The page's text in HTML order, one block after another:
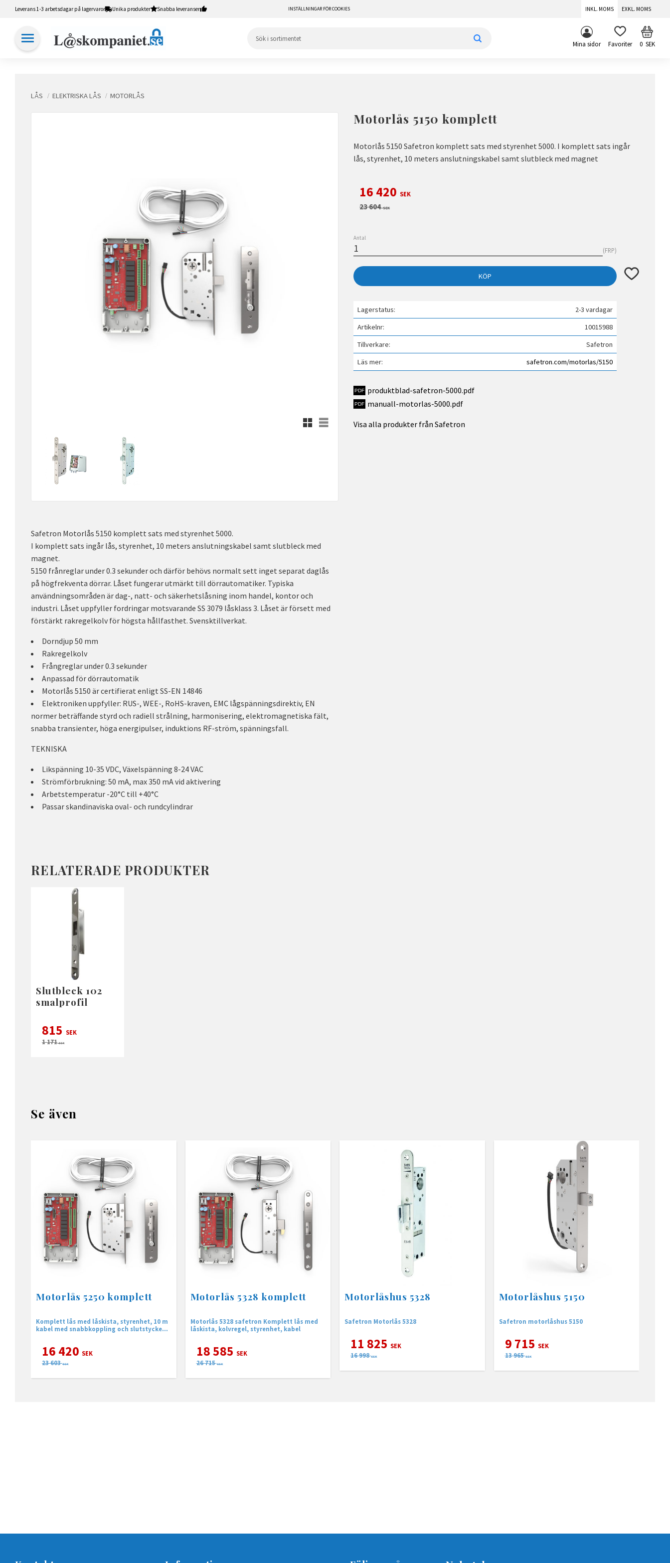
Leverans 1-3 arbetsdagar på lagervaror Unika produkter Snabba leveranser INSTÄLLNINGAR FÖR COOKIES INKL. MOMS EXKL. MOMS
Mina sidor FAVORITER 0SEK
LÅS ELEKTRISKA LÅS MOTORLÅS
Motorlås 5150 komplett
Motorlås 5150 Safetron komplett sats med styrenhet 5000. I komplett sats ingår
lås, styrenhet, 10 meters anslutningskabel samt slutbleck med magnet
Rutnätsvy
Listvy
Nedsatt pris:
16 420 SEK
Ordinarie pris:
23 604SEK
Antal
FRP
KÖP Lägg till i
Lagerstatus
2-3 vardagar
Artikelnr
10015988
Tillverkare
Safetron
Läs mer
safetron.com/motorlas/5150
produktblad-safetron-5000.pdf
manuall-motorlas-5000.pdf
Visa alla produkter från Safetron
Safetron Motorlås 5150 komplett sats med styrenhet 5000.
I komplett sats ingår lås, styrenhet, 10 meters anslutningskabel samt slutbleck med
magnet.
5150 frånreglar under 0.3 sekunder och därför behövs normalt sett inget separat daglås
på högfrekventa dörrar. Låset fungerar utmärkt till dörrautomatiker. Typiska
användningsområden är dag-, natt- och säkerhetslåsning inom handel, kontor och
industri. Låset uppfyller fordringar motsvarande SS 3079 låsklass 3. Låset är försett med
förstärkt rakregelkolv för högsta hållfasthet. Svensktillverkat.
Dorndjup 50 mm
Rakregelkolv
Frångreglar under 0.3 sekunder
Anpassad för dörrautomatik
Motorlås 5150 är certifierat enligt SS-EN 14846
Elektroniken uppfyller: RUS-, WEE-, RoHS-kraven, EMC lågspänningsdirektiv, EN
normer beträffande styrd och radiell strålning, harmonisering, elektromagnetiska fält,
snabba transienter, höga energipulser, induktions RF-ström, spänningsfall.
TEKNISKA
Likspänning 10-35 VDC, Växelspänning 8-24 VAC
Strömförbrukning: 50 mA, max 350 mA vid aktivering
Arbetstemperatur -20°C till +40°C
Passar skandinaviska oval- och rundcylindrar
RELATERADE PRODUKTER
Slutbleck 102
smalprofil
815 SEK
1 171SEK
Se även
Motorlås 5250 komplett
Komplett lås med låskista, styrenhet, 10 m
kabel med snabbkoppling och slutstycke
16 420 SEK
23 603 SEK
Motorlås 5328 komplett
Motorlås 5328 safetron Komplett lås med
låskista, kolvregel, styrenhet, kabel
18 585 SEK
26 715 SEK
Motorlåshus 5328
Safetron Motorlås 5328
11 825 SEK
16 998 SEK
Motorlåshus 5150
Safetron motorlåshus 5150
9 715 SEK
13 965 SEK